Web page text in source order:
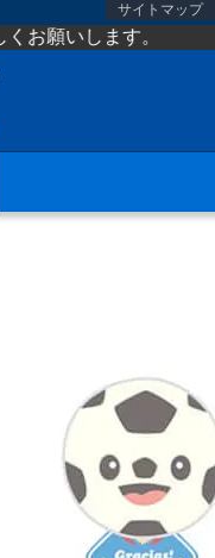
サイトマップ